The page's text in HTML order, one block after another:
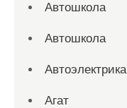
Автошкола
Автошкола
Автоэлектрика
Агат